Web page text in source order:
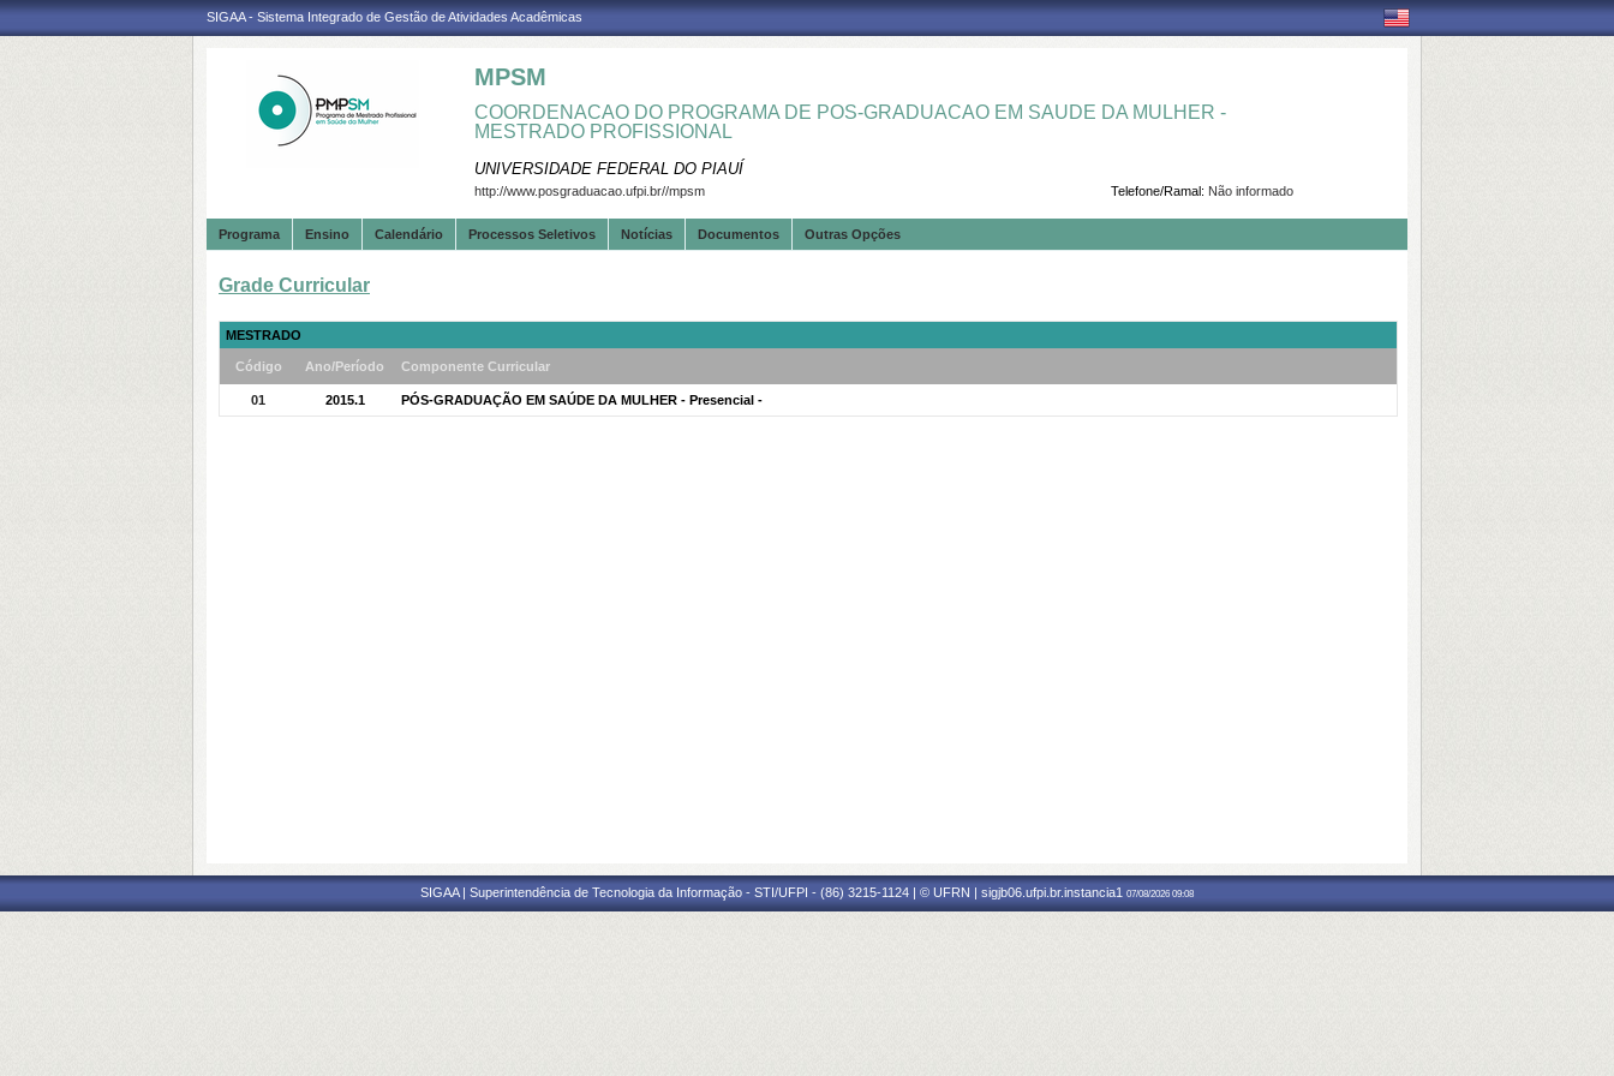
SIGAA - Sistema Integrado de Gestão de Atividades Acadêmicas
MPSM
COORDENACAO DO PROGRAMA DE POS-GRADUACAO EM SAUDE DA MULHER -
MESTRADO PROFISSIONAL
UNIVERSIDADE FEDERAL DO PIAUÍ
Telefone/Ramal: Não informado
http://www.posgraduacao.ufpi.br//mpsm
Programa Ensino Calendário Processos Seletivos Notícias Documentos Outras Opções
Grade Curricular
MESTRADO
Código Ano/Período Componente Curricular
01 2015.1 PÓS-GRADUAÇÃO EM SAÚDE DA MULHER - Presencial -
SIGAA | Superintendência de Tecnologia da Informação - STI/UFPI - (86) 3215-1124 | © UFRN | sigjb06.ufpi.br.instancia1 07/08/2026 09:08